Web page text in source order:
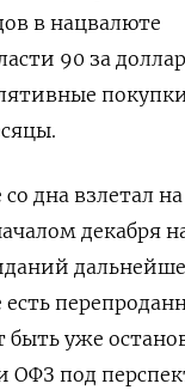
в нацвалюте
90 за
дна взлетал
декабря
быть уже
ОФЗ под